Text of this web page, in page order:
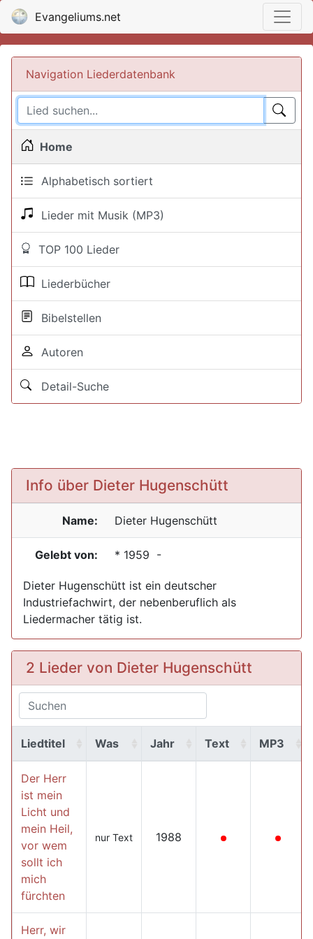
Evangeliums.net
Navigation Liederdatenbank
Home
Alphabetisch sortiert
Lieder mit Musik (MP3)
TOP 100 Lieder
Liederbücher
Bibelstellen
Autoren
Detail-Suche
Info über Dieter Hugenschütt
Name: Dieter Hugenschütt
Gelebt von: * 1959 -
Dieter Hugenschütt ist ein deutscher
Industriefachwirt, der nebenberuflich als
Liedermacher tätig ist.
2 Lieder von Dieter Hugenschütt
Liedtitel Was Jahr Text MP3
Der Herr
ist mein
Licht und
mein Heil,
vor wem
sollt ich
mich
fürchten
nur Text 1988
Herr, wir